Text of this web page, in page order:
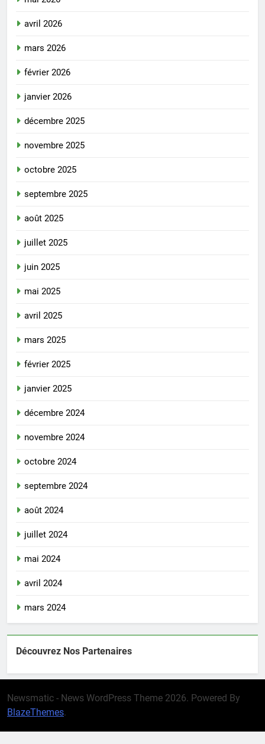
avril 2026
mars 2026
février 2026
janvier 2026
décembre 2025
novembre 2025
octobre 2025
septembre 2025
août 2025
juillet 2025
juin 2025
mai 2025
avril 2025
mars 2025
février 2025
janvier 2025
décembre 2024
novembre 2024
octobre 2024
septembre 2024
août 2024
juillet 2024
mai 2024
avril 2024
mars 2024
Découvrez Nos Partenaires
Newsmatic - News WordPress Theme 2026. Powered By
BlazeThemes.